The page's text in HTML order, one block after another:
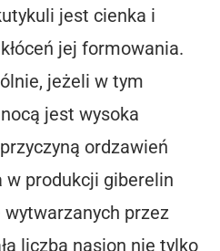
jest cienka i
jej formowania.
jeżeli w tym
jest wysoka
ordzawień
w produkcji giberelin
wytwarzanych przez
liczbą nasion nie tylko